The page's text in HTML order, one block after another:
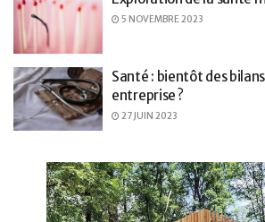
5 NOVEMBRE 2023
Santé : bientôt des
entreprise ?
27 JUIN 2023